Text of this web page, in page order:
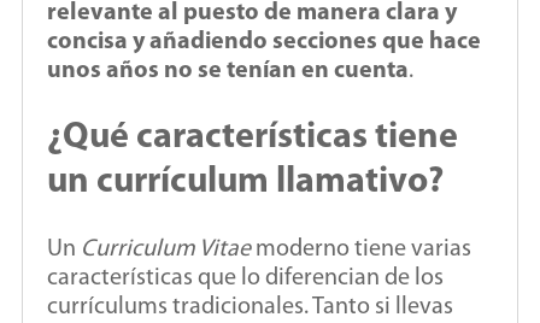
relevante al puesto de manera clara y
concisa y añadiendo secciones que hace
unos años no se tenían en cuenta.
¿Qué características tiene
un currículum llamativo?
Un Curriculum Vitaemoderno tiene varias
características que lo diferencian de los
currículums tradicionales. Tanto si llevas